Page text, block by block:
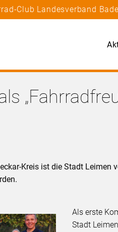
Club Landesverband
Kreis ist die Stadt Leimen
Als erste
Stadt